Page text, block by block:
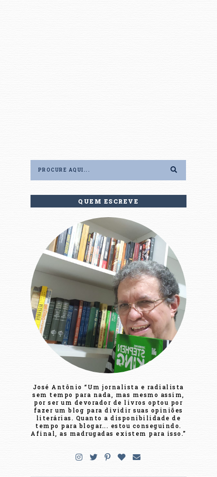
QUEM ESCREVE
José Antônio “Um jornalista e radialista
sem tempo para nada, mas mesmo assim,
por ser um devorador de livros optou por
fazer um blog para dividir suas opiniões
literárias. Quanto a disponibilidade de
tempo para blogar... estou conseguindo.
Afinal, as madrugadas existem para isso.”